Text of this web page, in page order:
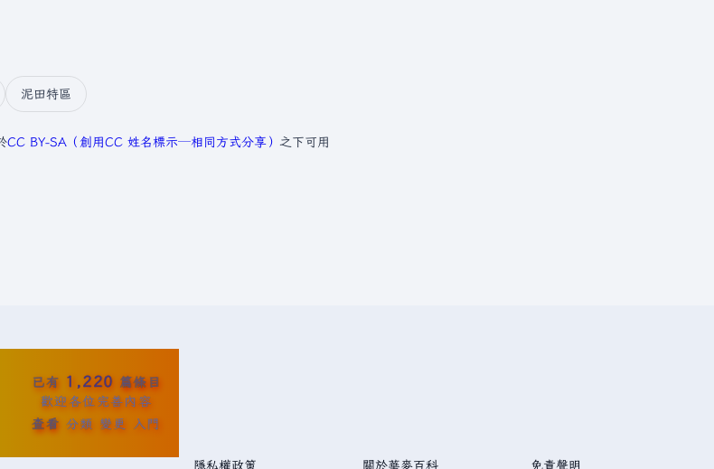
泥田特區
CC BY-SA（創用CC 姓名標示─相同方式分享） 之下可用
已有 1,220 篇條目
歡迎各位完善內容
查看 分類 變更 入門
隱私權政策 關於華麥百科 免責聲明